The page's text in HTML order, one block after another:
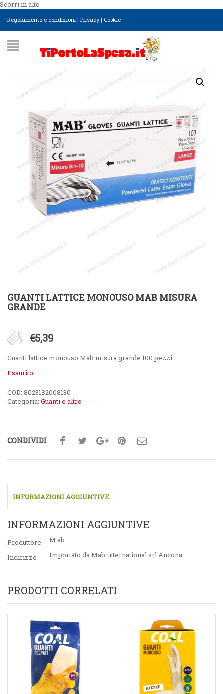
Scorri in alto
Regolamento e condizioni | Privacy| Cookie
GUANTI LATTICE MONOUSO MAB MISURA
GRANDE
€5,39
Guanti lattice monouso Mab misura grande 100 pezzi
Esaurito
COD: 8023182008130
Categoria: Guanti e altro
CONDIVIDI
INFORMAZIONI AGGIUNTIVE
INFORMAZIONI AGGIUNTIVE
Produttore
M.ab.
Indirizzo
Importato da Mab International srl Ancona
PRODOTTI CORRELATI